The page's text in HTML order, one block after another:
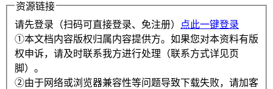
资源链接
请先登录（扫码可直接登录、免注册）
点此一键登录
①本文档内容版权归属内容提供方。如果您对本资料有版
权申诉，请及时联系我方进行处理（联系方式详见页
脚）。
②由于网络或浏览器兼容性等问题导致下载失败，请加客